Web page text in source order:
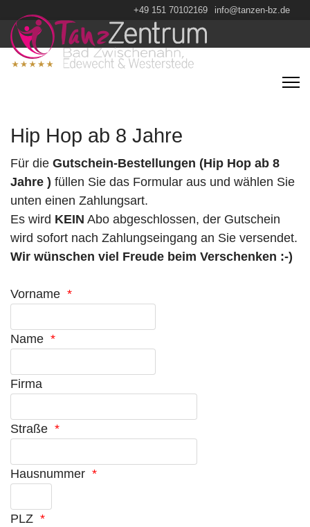
+49 151 70102169 info@tanzen-bz.de
Hip Hop ab 8 Jahre
Für die Gutschein-Bestellungen (Hip Hop ab 8
Jahre ) füllen Sie das Formular aus und wählen Sie
unten einen Zahlungsart.
Es wird KEIN Abo abgeschlossen, der Gutschein
wird sofort nach Zahlungseingang an Sie versendet.
Wir wünschen viel Freude beim Verschenken :-)
Vorname *
Name *
Firma
Straße *
Hausnummer *
PLZ *